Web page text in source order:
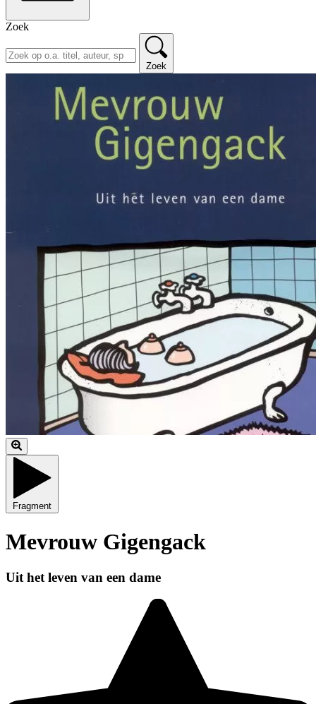
Zoek
Zoek
Fragment
Mevrouw Gigengack
Uit het leven van een dame